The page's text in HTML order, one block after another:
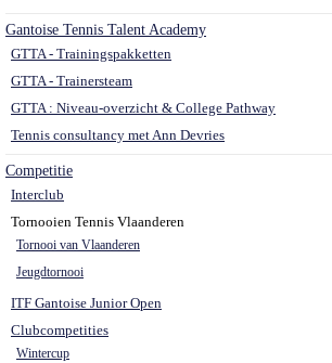
Gantoise Tennis Talent Academy
GTTA - Trainingspakketten
GTTA - Trainersteam
GTTA : Niveau-overzicht & College Pathway
Tennis consultancy met Ann Devries
Competitie
Interclub
Tornooien Tennis Vlaanderen
Tornooi van Vlaanderen
Jeugdtornooi
ITF Gantoise Junior Open
Clubcompetities
Wintercup